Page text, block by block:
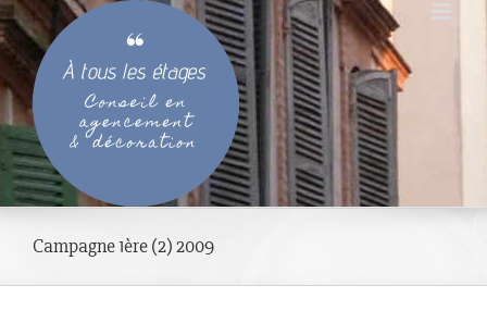
Passer
au
contenu
Campagne 1ère (2) 2009